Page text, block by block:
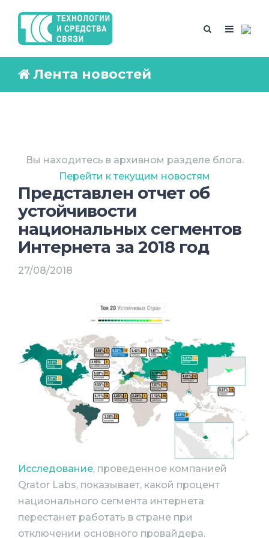
Лента новостей
Вы находитесь в архивном разделе блога.
Перейти к текущим новостям
Представлен отчет об
устойчивости
национальных сегментов
Интернета за 2018 год
27/08/2018
Исследование, проведенное компанией
Qrator Labs, показывает, какой процент
национального сегмента интернета
перестанет работать в стране при
отключении основного провайдера.